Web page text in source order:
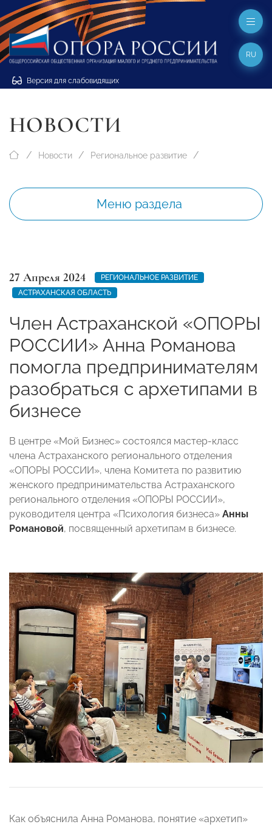
Версия для слабовидящих
RU
НОВОСТИ
Новости Региональное развитие
Меню раздела
27 Апреля 2024
РЕГИОНАЛЬНОЕ РАЗВИТИЕ
АСТРАХАНСКАЯ ОБЛАСТЬ
Член Астраханской «ОПОРЫ
РОССИИ» Анна Романова
помогла предпринимателям
разобраться с архетипами в
бизнесе
В центре «Мой Бизнес» состоялся мастер-класс
члена Астраханского регионального отделения
«ОПОРЫ РОССИИ», члена Комитета по развитию
женского предпринимательства Астраханского
регионального отделения «ОПОРЫ РОССИИ»,
руководителя центра «Психология бизнеса» Анны
Романовой, посвященный архетипам в бизнесе.
Как объяснила Анна Романова, понятие «архетип»